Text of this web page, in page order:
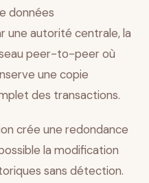
données
une autorité centrale, la
peer-to-peer où
une copie
des transactions.
crée une redondance
la modification
sans détection.